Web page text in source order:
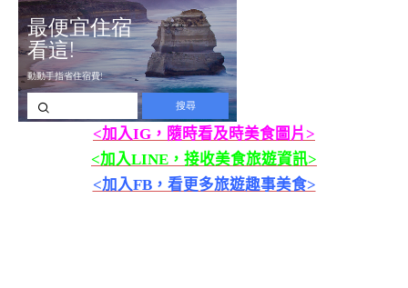
<加入IG，隨時看及時美食圖片>
<加入LINE，接收美食旅遊資訊>
<加入FB，看更多旅遊趣事美食>